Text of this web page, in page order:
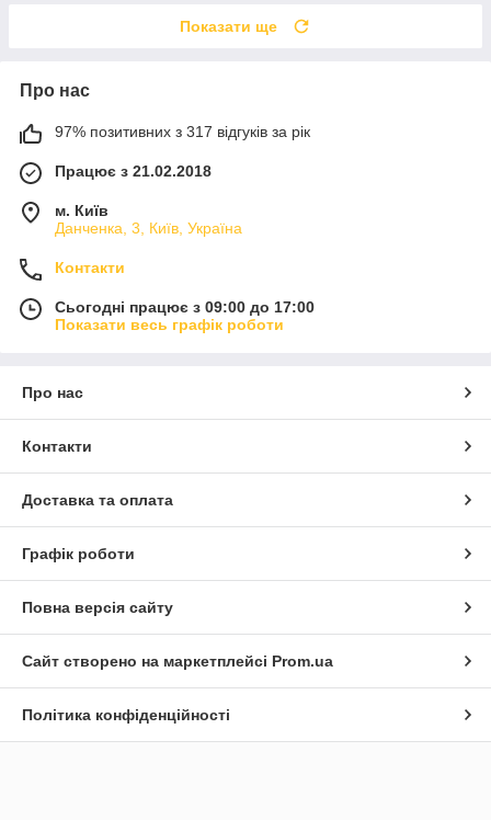
Показати ще
Про нас
97% позитивних з 317 відгуків за рік
Працює з 21.02.2018
м. Київ
Данченка, 3, Київ, Україна
Контакти
Сьогодні працює з 09:00 до 17:00
Показати весь графік роботи
Про нас
Контакти
Доставка та оплата
Графік роботи
Повна версія сайту
Сайт створено на маркетплейсі Prom.ua
Політика конфіденційності